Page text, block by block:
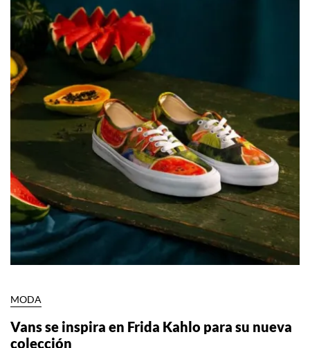
MODA
Vans se inspira en Frida Kahlo para su nueva
colección